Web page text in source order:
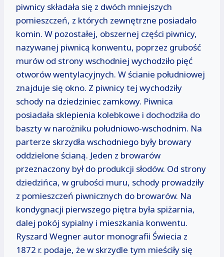
piwnicy składała się z dwóch mniejszych
pomieszczeń, z których zewnętrzne posiadało
komin. W pozostałej, obszernej części piwnicy,
nazywanej piwnicą konwentu, poprzez grubość
murów od strony wschodniej wychodziło pięć
otworów wentylacyjnych. W ścianie południowej
znajduje się okno. Z piwnicy tej wychodziły
schody na dziedziniec zamkowy. Piwnica
posiadała sklepienia kolebkowe i dochodziła do
baszty w narożniku południowo-wschodnim. Na
parterze skrzydła wschodniego były browary
oddzielone ścianą. Jeden z browarów
przeznaczony był do produkcji słodów. Od strony
dziedzińca, w grubości muru, schody prowadziły
z pomieszczeń piwnicznych do browarów. Na
kondygnacji pierwszego piętra była spiżarnia,
dalej pokój sypialny i mieszkania konwentu.
Ryszard Wegner autor monografii Świecia z
1872 r. podaje, że w skrzydle tym mieściły się